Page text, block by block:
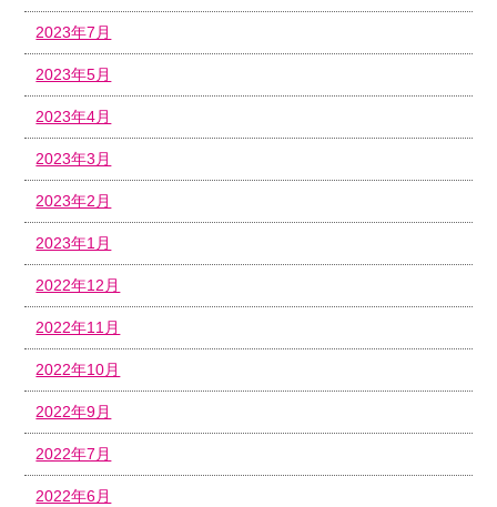
2023年7月
2023年5月
2023年4月
2023年3月
2023年2月
2023年1月
2022年12月
2022年11月
2022年10月
2022年9月
2022年7月
2022年6月